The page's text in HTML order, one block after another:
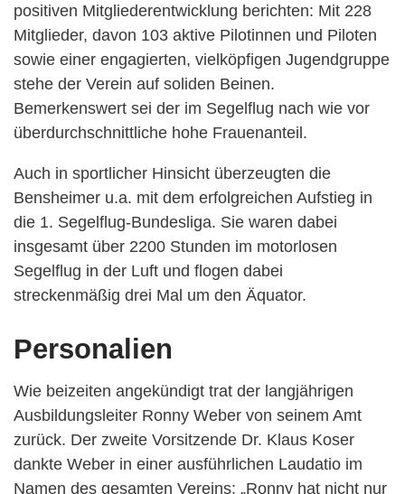
positiven Mitgliederentwicklung berichten: Mit 228
Mitglieder, davon 103 aktive Pilotinnen und Piloten
sowie einer engagierten, vielköpfigen Jugendgruppe
stehe der Verein auf soliden Beinen.
Bemerkenswert sei der im Segelflug nach wie vor
überdurchschnittliche hohe Frauenanteil.
Auch in sportlicher Hinsicht überzeugten die
Bensheimer u.a. mit dem erfolgreichen Aufstieg in
die 1. Segelflug-Bundesliga. Sie waren dabei
insgesamt über 2200 Stunden im motorlosen
Segelflug in der Luft und flogen dabei
streckenmäßig drei Mal um den Äquator.
Personalien
Wie beizeiten angekündigt trat der langjährigen
Ausbildungsleiter Ronny Weber von seinem Amt
zurück. Der zweite Vorsitzende Dr. Klaus Koser
dankte Weber in einer ausführlichen Laudatio im
Namen des gesamten Vereins: „Ronny hat nicht nur